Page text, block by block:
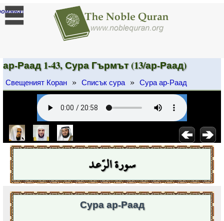
]
ар-Раад 1-43, Сура Гърмът (13/ар-Раад)
Свещеният Коран » Списък сура » Сура ар-Раад
سورة الرّعد
Сура ар-Раад